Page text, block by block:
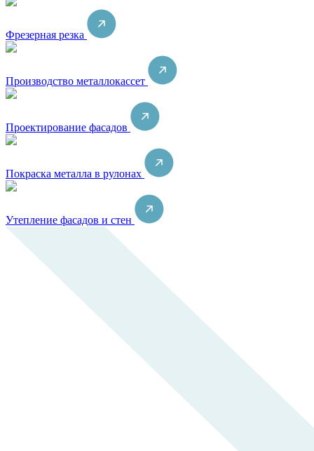
Фрезерная резка
Производство металлокассет
Проектирование фасадов
Покраска металла в рулонах
Утепление фасадов и стен